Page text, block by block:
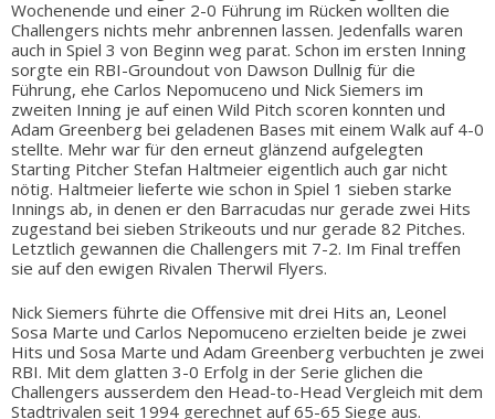
Wochenende und einer 2-0 Führung im Rücken wollten die
Challengers nichts mehr anbrennen lassen. Jedenfalls waren
auch in Spiel 3 von Beginn weg parat. Schon im ersten Inning
sorgte ein RBI-Groundout von Dawson Dullnig für die
Führung, ehe Carlos Nepomuceno und Nick Siemers im
zweiten Inning je auf einen Wild Pitch scoren konnten und
Adam Greenberg bei geladenen Bases mit einem Walk auf 4-0
stellte. Mehr war für den erneut glänzend aufgelegten
Starting Pitcher Stefan Haltmeier eigentlich auch gar nicht
nötig. Haltmeier lieferte wie schon in Spiel 1 sieben starke
Innings ab, in denen er den Barracudas nur gerade zwei Hits
zugestand bei sieben Strikeouts und nur gerade 82 Pitches.
Letztlich gewannen die Challengers mit 7-2. Im Final treffen
sie auf den ewigen Rivalen Therwil Flyers.
Nick Siemers führte die Offensive mit drei Hits an, Leonel
Sosa Marte und Carlos Nepomuceno erzielten beide je zwei
Hits und Sosa Marte und Adam Greenberg verbuchten je zwei
RBI. Mit dem glatten 3-0 Erfolg in der Serie glichen die
Challengers ausserdem den Head-to-Head Vergleich mit dem
Stadtrivalen seit 1994 gerechnet auf 65-65 Siege aus.